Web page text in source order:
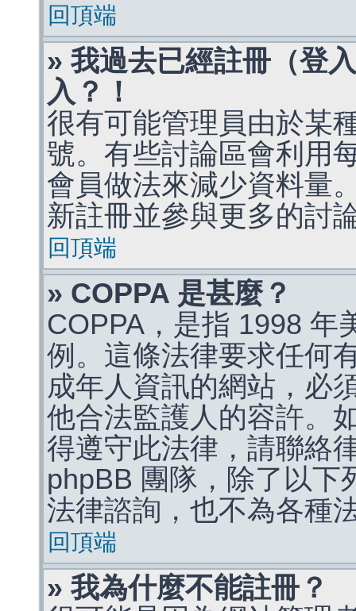
回頂端
» 我過去已經註冊（登
入？！
很有可能管理員由於某
號。有些討論區會利用
會員做法來減少資料量
新註冊並參與更多的討
回頂端
» COPPA 是甚麼？
COPPA，是指 1998 年
例。這條法律要求任何
成年人資訊的網站，必
他合法監護人的容許。
得遵守此法律，請聯絡
phpBB 團隊，除了以下
法律諮詢，也不為各種
回頂端
» 我為什麼不能註冊？